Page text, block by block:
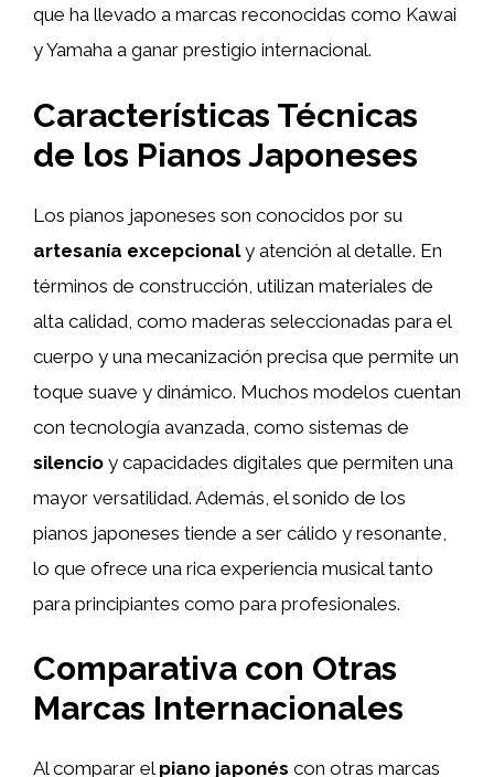
que ha llevado a marcas reconocidas como Kawai
y Yamaha a ganar prestigio internacional.
Características Técnicas
de los Pianos Japoneses
Los pianos japoneses son conocidos por su
artesanía excepcionaly atención al detalle. En
términos de construcción, utilizan materiales de
alta calidad, como maderas seleccionadas para el
cuerpo y una mecanización precisa que permite un
toque suave y dinámico. Muchos modelos cuentan
con tecnología avanzada, como sistemas de
silencio y capacidades digitales que permiten una
mayor versatilidad. Además, el sonido de los
pianos japoneses tiende a ser cálido y resonante,
lo que ofrece una rica experiencia musical tanto
para principiantes como para profesionales.
Comparativa con Otras
Marcas Internacionales
Al comparar el piano japonés con otras marcas